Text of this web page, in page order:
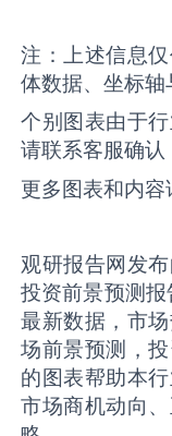
注：上述信息
体数据、坐标轴
个别图表由于
请联系客服确认
更多图表和内容
观研报告网发
投资前景预测
最新数据，市
场前景预测，
的图表帮助本
市场商机动向